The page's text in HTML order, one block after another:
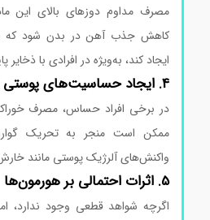
مصرف مداوم دوزهای بالای این
کاهش جذب آهن در بدن شود که
ایجاد کند، به‌ویژه در افرادی با ذخایر
در برخی افراد حساس، مصرف خوراکی
ممکن است منجر به تحریک
واکنش‌های آلرژیک پوستی مانند خارش
اگرچه شواهد قطعی وجود ندارد، اما